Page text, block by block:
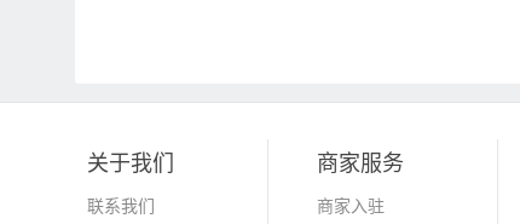
关于我们
联系我们
商家服务
商家入驻